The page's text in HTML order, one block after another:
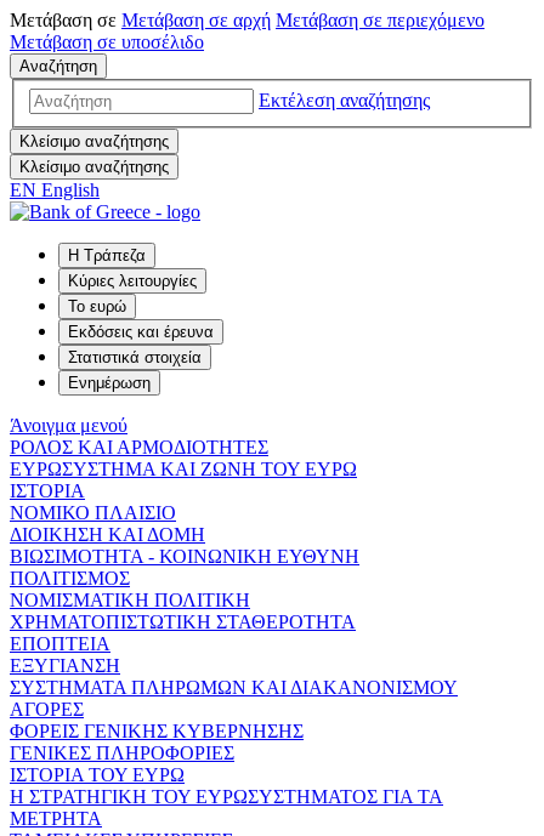
Μετάβαση σε Μετάβαση σε αρχή Μετάβαση σε περιεχόμενο
Μετάβαση σε υποσέλιδο
Αναζήτηση
Εκτέλεση αναζήτησης
Κλείσιμο αναζήτησης
Κλείσιμο αναζήτησης
EN English
Η Τράπεζα
Κύριες λειτουργίες
Το ευρώ
Εκδόσεις και έρευνα
Στατιστικά στοιχεία
Ενημέρωση
Άνοιγμα μενού
ΡΟΛΟΣ ΚΑΙ ΑΡΜΟΔΙΟΤΗΤΕΣ
ΕΥΡΩΣΥΣΤΗΜΑ ΚΑΙ ΖΩΝΗ ΤΟΥ ΕΥΡΩ
ΙΣΤΟΡΙΑ
ΝΟΜΙΚΟ ΠΛΑΙΣΙΟ
ΔΙΟΙΚΗΣΗ ΚΑΙ ΔΟΜΗ
ΒΙΩΣΙΜΟΤΗΤΑ - ΚΟΙΝΩΝΙΚΗ ΕΥΘΥΝΗ
ΠΟΛΙΤΙΣΜΟΣ
ΝΟΜΙΣΜΑΤΙΚΗ ΠΟΛΙΤΙΚΗ
ΧΡΗΜΑΤΟΠΙΣΤΩΤΙΚΗ ΣΤΑΘΕΡΟΤΗΤΑ
ΕΠΟΠΤΕΙΑ
ΕΞΥΓΙΑΝΣΗ
ΣΥΣΤΗΜΑΤΑ ΠΛΗΡΩΜΩΝ ΚΑΙ ΔΙΑΚΑΝΟΝΙΣΜΟΥ
ΑΓΟΡΕΣ
ΦΟΡΕΙΣ ΓΕΝΙΚΗΣ ΚΥΒΕΡΝΗΣΗΣ
ΓΕΝΙΚΕΣ ΠΛΗΡΟΦΟΡΙΕΣ
ΙΣΤΟΡΙΑ ΤΟΥ ΕΥΡΩ
Η ΣΤΡΑΤΗΓΙΚΗ ΤΟΥ ΕΥΡΩΣΥΣΤΗΜΑΤΟΣ ΓΙΑ ΤΑ
ΜΕΤΡΗΤΑ